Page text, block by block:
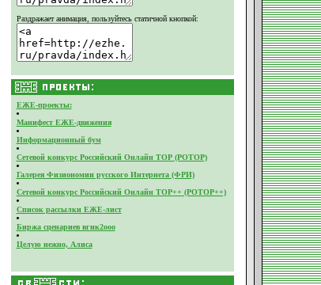
Раздражает анимация, пользуйтесь статичной кнопкой:
ЕЖЕ-проекты:
Манифест ЕЖЕ-движения
Информационный бум
Сетевой конкурс Российский Онлайн ТОР (РОТОР)
Галерея Физиономии русского Интернета (ФРИ)
Сетевой конкурс Российский Онлайн ТОР++ (РОТОР++)
Список рассылки ЕЖЕ-лист
Биржа сценариев вгик2ооо
Целую нежно, Алиса